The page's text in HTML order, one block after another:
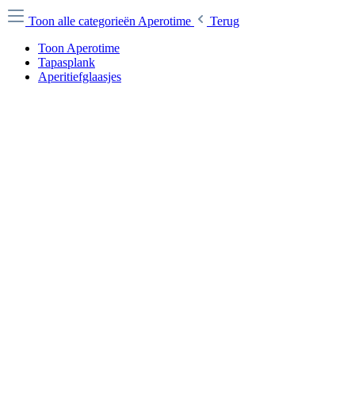
Toon alle categorieën Aperotime
Terug
Toon Aperotime
Tapasplank
Aperitiefglaasjes